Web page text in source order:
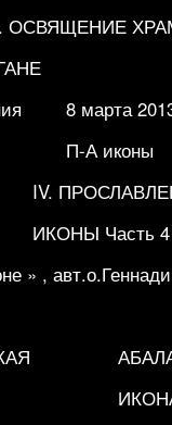
ОСВЯЩЕНИЕ
8 марта
П-А иконы
IV.
ИКОНЫ Часть 4
» ,